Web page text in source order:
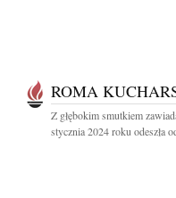
ROMA
Z głębokim smutkiem
stycznia 2024 roku odeszła